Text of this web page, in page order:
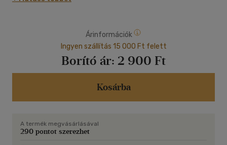
változásai betemették. A törmeléket el kell hordanunk, hogy
különben nem lesznek mások, mint olyan elképesztő trükkök
vagy zavarok a természet rendjében, amelyeket eddig nem
tudtak létrehozni; de nemsokára ismét elfelejtenék őket és
így elvesznének, és a következő generáció már azt gondolná
róluk, hogy babonák. A természetről való tudás rendszerének
zártnak kell lennie, nem lazán egymás mellett sorakozó
Árinformációk
Ingyen szállítás 15 000 Ft felett
Borító ár: 2 900 Ft
Kosárba
A termék megvásárlásával
290 pontot szerezhet